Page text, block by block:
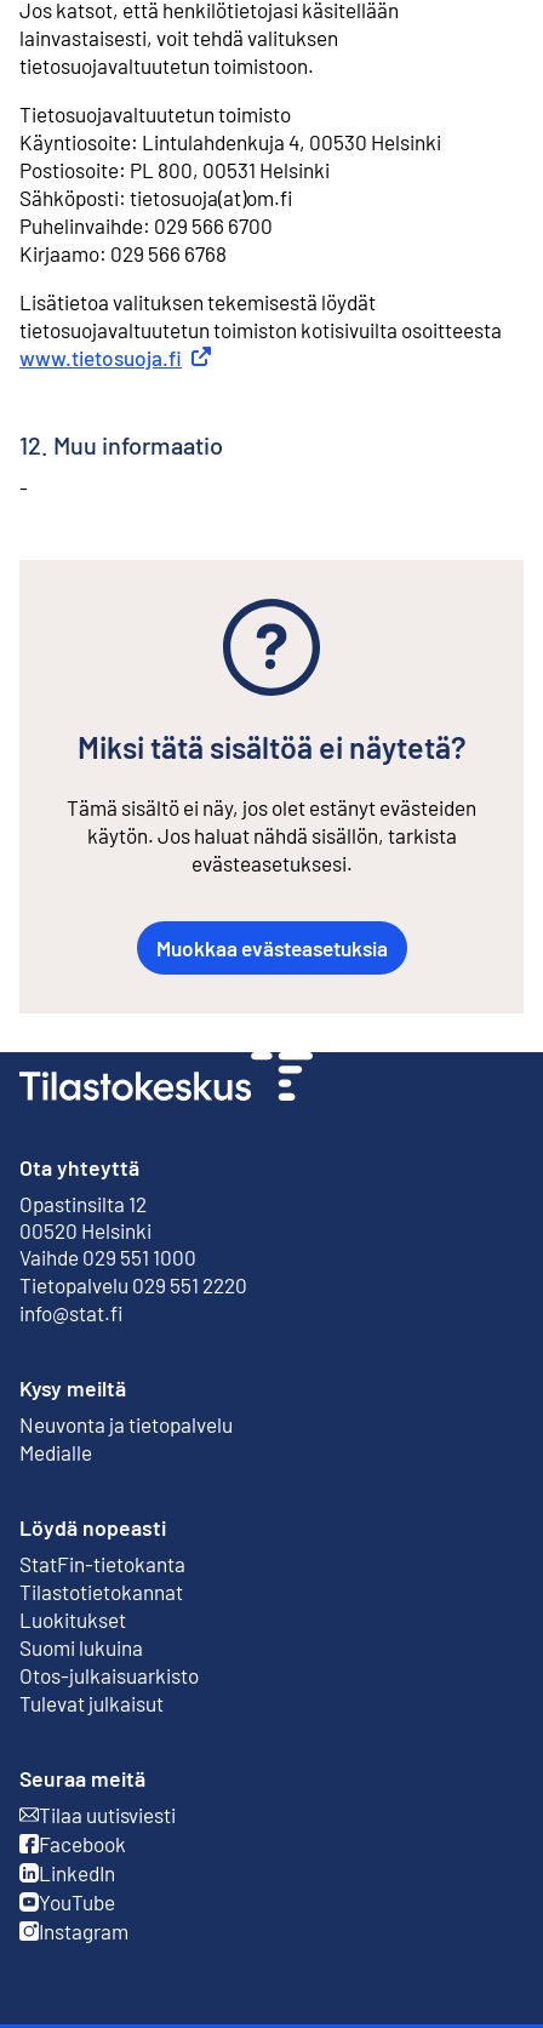
Jos katsot, että henkilötietojasi käsitellään
lainvastaisesti, voit tehdä valituksen
tietosuojavaltuutetun toimistoon.
Tietosuojavaltuutetun toimisto
⁠Käyntiosoite: Lintulahdenkuja 4, 00530 Helsinki
⁠Postiosoite: PL 800, 00531 Helsinki
⁠Sähköposti: tietosuoja(at)om.fi
Puhelinvaihde: 029 566 6700
⁠Kirjaamo: 029 566 6768
Lisätietoa valituksen tekemisestä löydät
tietosuojavaltuutetun toimiston kotisivuilta osoitteesta
www.tietosuoja.fi Ulkoinen linkki
12. Muu informaatio
-
Miksi tätä sisältöä ei näytetä?
Tämä sisältö ei näy, jos olet estänyt evästeiden
käytön. Jos haluat nähdä sisällön, tarkista
evästeasetuksesi.
Muokkaa evästeasetuksia
Ota yhteyttä
Opastinsilta 12
00520 Helsinki
Ulkoinen linkki
Vaihde 029 551 1000
Tietopalvelu 029 551 2220
info@stat.fi
Kysy meiltä
Neuvonta ja tietopalvelu
Medialle
Löydä nopeasti
StatFin-tietokanta
Ulkoinen linkki
Tilastotietokannat
Luokitukset
Suomi lukuina
Otos-julkaisuarkisto
Ulkoinen linkki
Tulevat julkaisut
Seuraa meitä
Tilaa uutisviesti
Ulkoinen linkki
Facebook
Ulkoinen linkki
LinkedIn
Ulkoinen linkki
YouTube
Ulkoinen linkki
Instagram
Ulkoinen linkki